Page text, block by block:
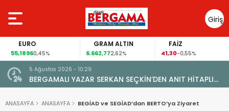
Giriş
Yap
EURO
55,18960,45%
GRAM ALTIN
6.662,772,62%
FAİZ
41,30-0,55%
5 Ağustos 2026 - 10:29
BERGAMALI YAZAR SERKAN SEÇKİN’DEN ANIT HİTAPLI
KİTAP: “PERGAMON’DAN ARTVİN’E”
ANASAYFA ANASAYFA BEGİAD ve SEGİAD’dan BERTO’ya Ziyaret